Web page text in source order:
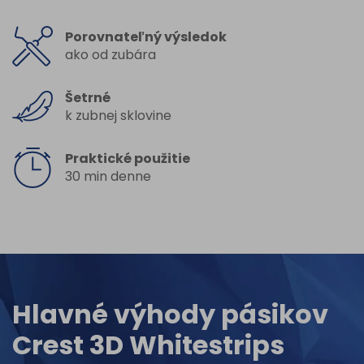
Porovnateľný výsledok
ako od zubára
Šetrné
k zubnej sklovine
Praktické použitie
30 min denne
Hlavné výhody pásikov
Crest 3D Whitestrips